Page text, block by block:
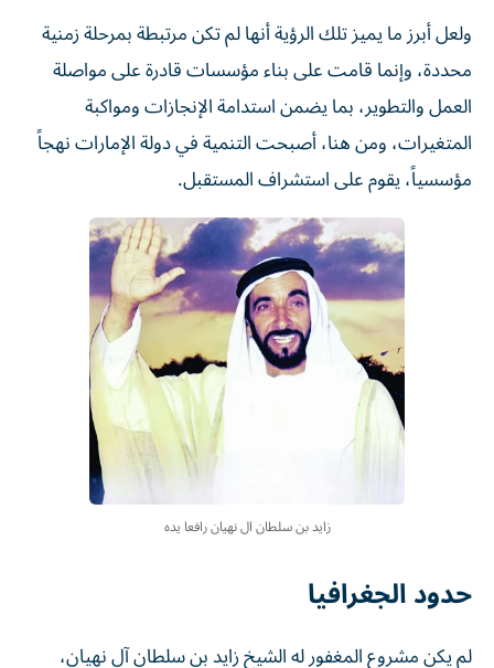
ولعل أبرز ما يميز تلك الرؤية أنها لم تكن مرتبطة بمرحلة زمنية
محددة، وإنما قامت على بناء مؤسسات قادرة على مواصلة
العمل والتطوير، بما يضمن استدامة الإنجازات ومواكبة
المتغيرات، ومن هنا، أصبحت التنمية في دولة الإمارات نهجاً
مؤسسياً، يقوم على استشراف المستقبل.
زايد بن سلطان ال نهيان رافعا يده
حدود الجغرافيا
لم يكن مشروع المغفور له الشيخ زايد بن سلطان آل نهيان،